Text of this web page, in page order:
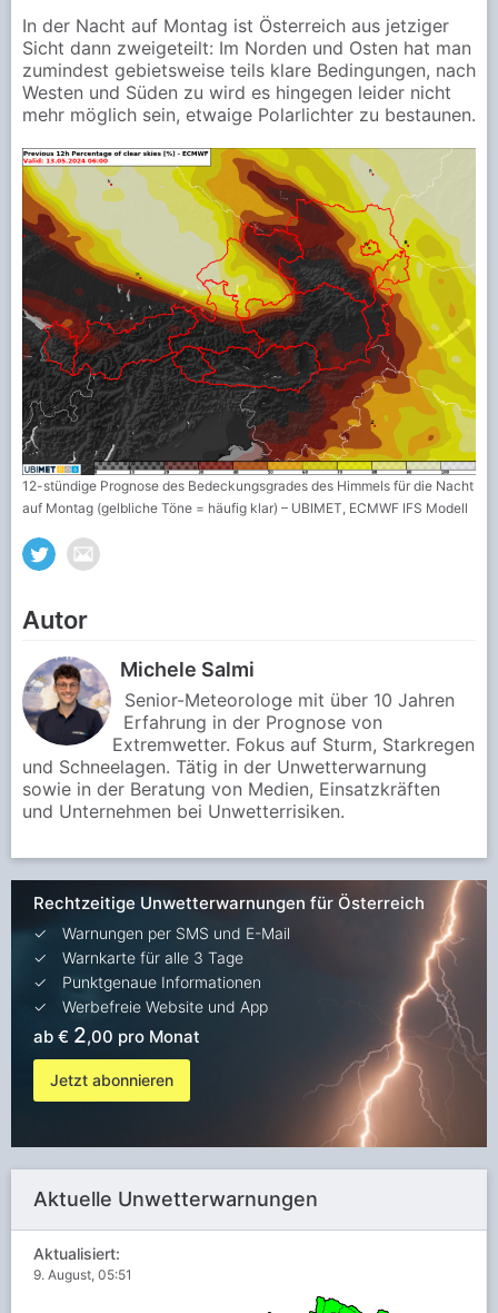
In der Nacht auf Montag ist Österreich aus jetziger
Sicht dann zweigeteilt: Im Norden und Osten hat man
zumindest gebietsweise teils klare Bedingungen, nach
Westen und Süden zu wird es hingegen leider nicht
mehr möglich sein, etwaige Polarlichter zu bestaunen.
12-stündige Prognose des Bedeckungsgrades des Himmels für die Nacht
auf Montag (gelbliche Töne = häufig klar) – UBIMET, ECMWF IFS Modell
Autor
Michele Salmi
Senior-Meteorologe mit über 10 Jahren
Erfahrung in der Prognose von
Extremwetter. Fokus auf Sturm, Starkregen
und Schneelagen. Tätig in der Unwetterwarnung
sowie in der Beratung von Medien, Einsatzkräften
und Unternehmen bei Unwetterrisiken.
Rechtzeitige Unwetterwarnungen für Österreich
Warnungen per SMS und E-Mail
Warnkarte für alle 3 Tage
Punktgenaue Informationen
Werbefreie Website und App
ab € 2,00 pro Monat
Jetzt abonnieren
Aktuelle Unwetterwarnungen
Aktualisiert:
9. August, 05:51